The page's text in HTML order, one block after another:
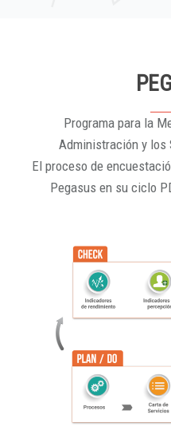
Programa para la
Administración y los
El proceso de
Pegasus en su ciclo